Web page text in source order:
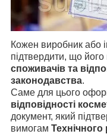
Кожен виробник або
підтвердити, що його
споживачів та
законодавства.
Саме для цього
відповідності
документ, який
вимогам Технічного